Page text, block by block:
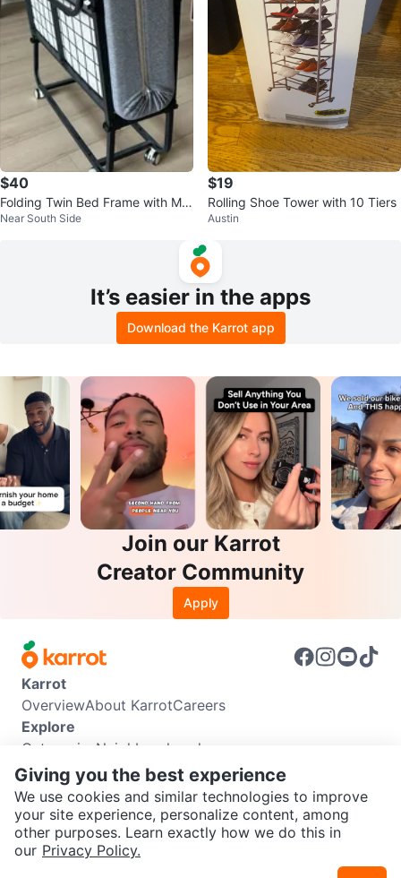
SEND CHAT TO SELLER
$40
Folding Twin Bed Frame with Me
mory Form Mattress
Near South Side
$19
Rolling Shoe Tower with 10 Tiers
Austin
It’s easier in the apps
Download the Karrot app
Join our Karrot
Creator Community
Apply
Karrot
OverviewAbout KarrotCareers
Explore
Categories Neighbourhoods
Info
Buyer GuideSeller GuideCommunity Guidelines
Support
Help CenterContact usTerms of UsePrivacy Policy
Karrot Canada Corp.
Giving you the best experience
We use cookies and similar technologies to improve
your site experience, personalize content, among
other purposes. Learn exactly how we do this in
our Privacy Policy.